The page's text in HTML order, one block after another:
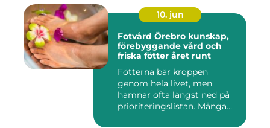
10. jun
Fotvård Örebro kunskap,
förebyggande vård och
friska fötter året runt
Fötterna bär kroppen
genom hela livet, men
hamnar ofta längst ned på
prioriteringslistan. Många